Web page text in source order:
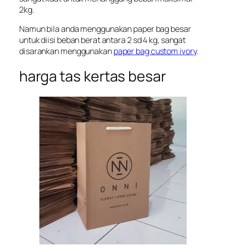
2kg.
Namun bila anda menggunakan paper bag besar
untuk diisi beban berat antara 2 sd 4 kg, sangat
disarankan menggunakanpaper bag custom ivory.
harga tas kertas besar